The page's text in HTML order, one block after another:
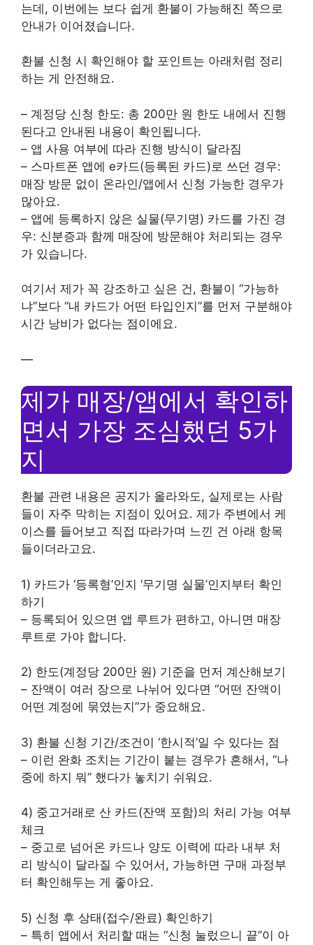
는데, 이번에는 보다 쉽게 환불이 가능해진 쪽으로
안내가 이어졌습니다.
환불 신청 시 확인해야 할 포인트는 아래처럼 정리
하는 게 안전해요.
– 계정당 신청 한도: 총 200만 원 한도 내에서 진행
된다고 안내된 내용이 확인됩니다.
– 앱 사용 여부에 따라 진행 방식이 달라짐
– 스마트폰 앱에 e카드(등록된 카드)로 쓰던 경우:
매장 방문 없이 온라인/앱에서 신청 가능한 경우가
많아요.
– 앱에 등록하지 않은 실물(무기명) 카드를 가진 경
우: 신분증과 함께 매장에 방문해야 처리되는 경우
가 있습니다.
여기서 제가 꼭 강조하고 싶은 건, 환불이 “가능하
냐”보다 “내 카드가 어떤 타입인지”를 먼저 구분해야
시간 낭비가 없다는 점이에요.
—
제가 매장/앱에서 확인하
면서 가장 조심했던 5가
지
환불 관련 내용은 공지가 올라와도, 실제로는 사람
들이 자주 막히는 지점이 있어요. 제가 주변에서 케
이스를 들어보고 직접 따라가며 느낀 건 아래 항목
들이더라고요.
1) 카드가 ‘등록형’인지 ‘무기명 실물’인지부터 확인
하기
– 등록되어 있으면 앱 루트가 편하고, 아니면 매장
루트로 가야 합니다.
2) 한도(계정당 200만 원) 기준을 먼저 계산해보기
– 잔액이 여러 장으로 나뉘어 있다면 “어떤 잔액이
어떤 계정에 묶였는지”가 중요해요.
3) 환불 신청 기간/조건이 ‘한시적’일 수 있다는 점
– 이런 완화 조치는 기간이 붙는 경우가 흔해서, “나
중에 하지 뭐” 했다가 놓치기 쉬워요.
4) 중고거래로 산 카드(잔액 포함)의 처리 가능 여부
체크
– 중고로 넘어온 카드나 양도 이력에 따라 내부 처
리 방식이 달라질 수 있어서, 가능하면 구매 과정부
터 확인해두는 게 좋아요.
5) 신청 후 상태(접수/완료) 확인하기
– 특히 앱에서 처리할 때는 “신청 눌렀으니 끝”이 아